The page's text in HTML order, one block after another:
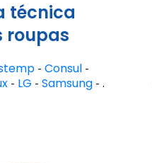
técnica
roupas
- Consul-
- LG - Samsung - .